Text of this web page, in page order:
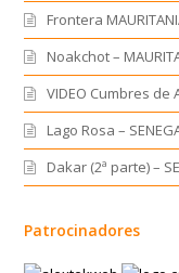
Frontera
Noakchot –
VIDEO Cumbres de
Lago Rosa –
Dakar (2ª parte) –
Patrocinadores